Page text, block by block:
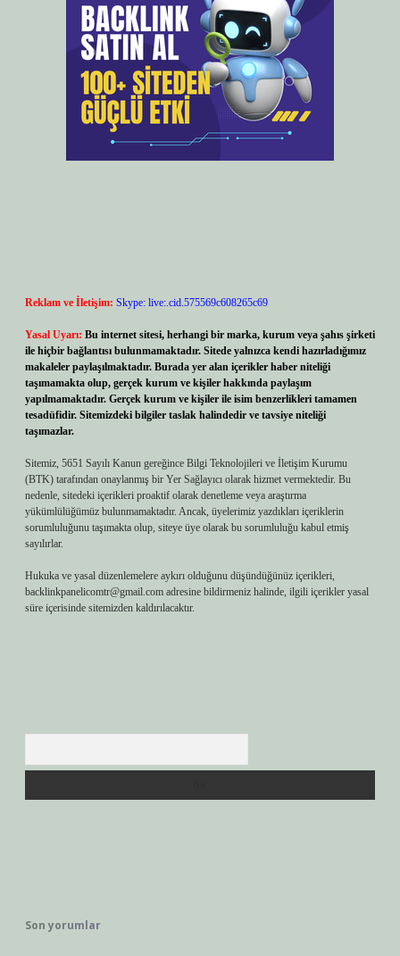
Reklam ve İletişim: Skype: live:.cid.575569c608265c69
Yasal Uyarı: Bu internet sitesi, herhangi bir marka, kurum veya şahıs şirketi
ile hiçbir bağlantısı bulunmamaktadır. Sitede yalnızca kendi hazırladığımız
makaleler paylaşılmaktadır. Burada yer alan içerikler haber niteliği
taşımamakta olup, gerçek kurum ve kişiler hakkında paylaşım
yapılmamaktadır. Gerçek kurum ve kişiler ile isim benzerlikleri tamamen
tesadüfidir. Sitemizdeki bilgiler taslak halindedir ve tavsiye niteliği
taşımazlar.
Sitemiz, 5651 Sayılı Kanun gereğince Bilgi Teknolojileri ve İletişim Kurumu
(BTK) tarafından onaylanmış bir Yer Sağlayıcı olarak hizmet vermektedir. Bu
nedenle, sitedeki içerikleri proaktif olarak denetleme veya araştırma
yükümlülüğümüz bulunmamaktadır. Ancak, üyelerimiz yazdıkları içeriklerin
sorumluluğunu taşımakta olup, siteye üye olarak bu sorumluluğu kabul etmiş
sayılırlar.
Hukuka ve yasal düzenlemelere aykırı olduğunu düşündüğünüz içerikleri,
backlinkpanelicomtr@gmail.com adresine bildirmeniz halinde, ilgili içerikler yasal
süre içerisinde sitemizden kaldırılacaktır.
Son yorumlar